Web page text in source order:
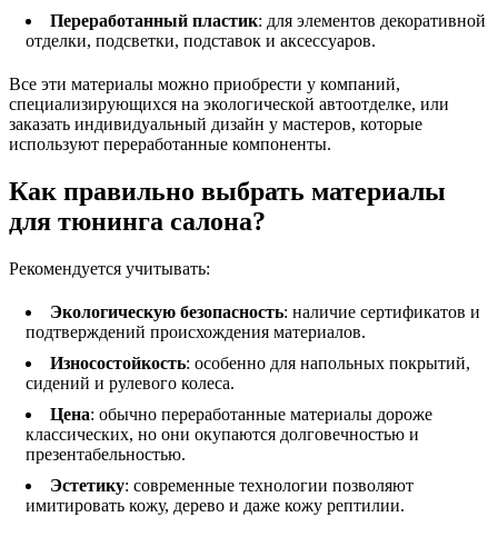
Переработанный пластик: для элементов декоративной
отделки, подсветки, подставок и аксессуаров.
Все эти материалы можно приобрести у компаний,
специализирующихся на экологической автоотделке, или
заказать индивидуальный дизайн у мастеров, которые
используют переработанные компоненты.
Как правильно выбрать материалы
для тюнинга салона?
Рекомендуется учитывать:
Экологическую безопасность: наличие сертификатов и
подтверждений происхождения материалов.
Износостойкость: особенно для напольных покрытий,
сидений и рулевого колеса.
Цена: обычно переработанные материалы дороже
классических, но они окупаются долговечностью и
презентабельностью.
Эстетику: современные технологии позволяют
имитировать кожу, дерево и даже кожу рептилии.